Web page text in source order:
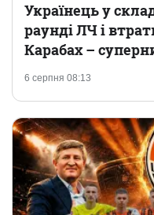
6 серпня 08:13
Українець у
раунді ЛЧ і
Карабах –